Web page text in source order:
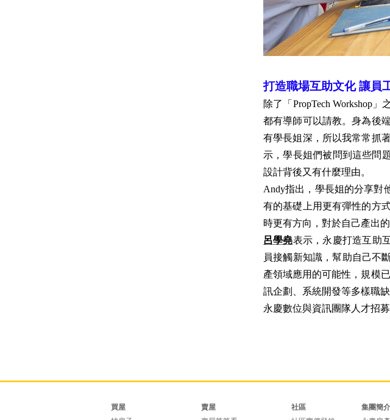
打造職場互助文化 讓員
除了「PropTech Workshop
都有導師可以請教。身為後
有學長姐深，所以我常常抓
示，學長姐們被問到這些問
設計背後又有什麼理由。
Andy指出，學長姐的分享對
有的基礎上用更有彈性的方
時更有方向，對於自己產出
呂學堯表示，永慶打造互助
員接觸新知識，幫助自己不
產領域應用的可能性，規模
訊企劃、系統開發等多樣職
永慶數位與資訊團隊人才招募
買屋
賣屋
社區
集團簡介